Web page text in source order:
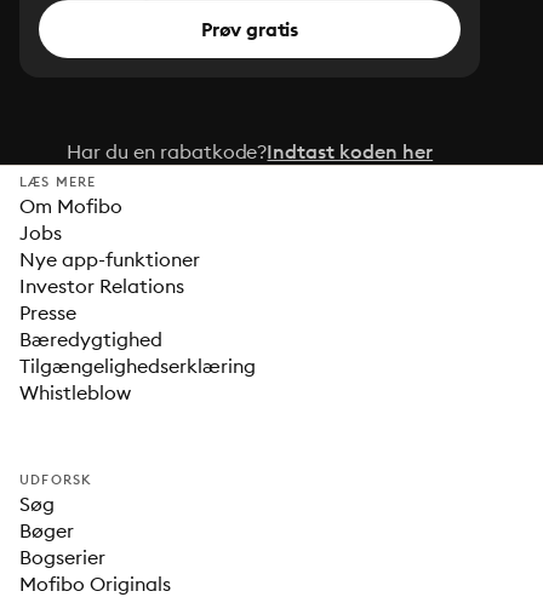
Prøv gratis
Har du en rabatkode?Indtast koden her
LÆS MERE
Om Mofibo
Jobs
Nye app-funktioner
Investor Relations
Presse
Bæredygtighed
Tilgængelighedserklæring
Whistleblow
UDFORSK
Søg
Bøger
Bogserier
Mofibo Originals